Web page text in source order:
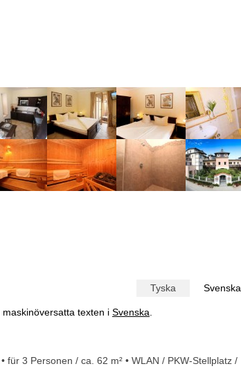
Tyska Svenska
texten i Svenska
3 Personen / ca. 62 m² • WLAN / PKW-Stellplatz /